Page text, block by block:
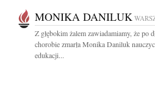
MONIKA DANILUK
Z głębokim żalem zawiadamiamy, że po
chorobie zmarła Monika Daniluk
edukacji...